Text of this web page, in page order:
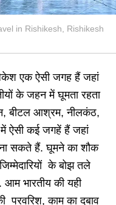
in Rishikesh, Rishikesh
एक ऐसी जगह हैं जहां
के जहन में घूमता रहता
बीटल आश्रम, नीलकंठ,
में ऐसी कई जगहें हैं जहां
सकते हैं. घूमने का शौक
के बोझ तले
भारतीय की यही
परवरिश, काम का दबाव